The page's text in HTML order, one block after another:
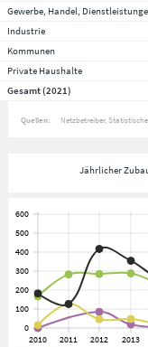
Gewerbe, Handel,
Industrie
Kommunen
Private Haushalte
Gesamt (2021)
Quellen: Netzbetreiber
Jährlicher